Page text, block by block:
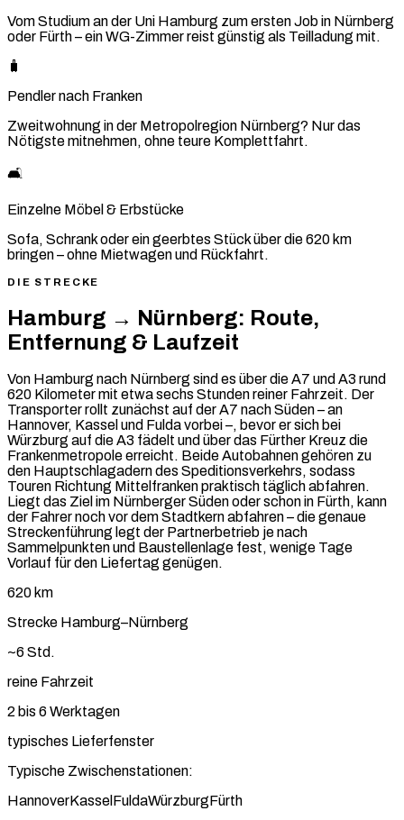
Vom Studium an der Uni Hamburg zum ersten Job in Nürnberg
oder Fürth – ein WG-Zimmer reist günstig als Teilladung mit.
🧳
Pendler nach Franken
Zweitwohnung in der Metropolregion Nürnberg? Nur das
Nötigste mitnehmen, ohne teure Komplettfahrt.
🛋️
Einzelne Möbel & Erbstücke
Sofa, Schrank oder ein geerbtes Stück über die 620 km
bringen – ohne Mietwagen und Rückfahrt.
DIE STRECKE
Hamburg → Nürnberg: Route,
Entfernung & Laufzeit
Von Hamburg nach Nürnberg sind es über die A7 und A3 rund
620 Kilometer mit etwa sechs Stunden reiner Fahrzeit. Der
Transporter rollt zunächst auf der A7 nach Süden – an
Hannover, Kassel und Fulda vorbei –, bevor er sich bei
Würzburg auf die A3 fädelt und über das Fürther Kreuz die
Frankenmetropole erreicht. Beide Autobahnen gehören zu
den Hauptschlagadern des Speditionsverkehrs, sodass
Touren Richtung Mittelfranken praktisch täglich abfahren.
Liegt das Ziel im Nürnberger Süden oder schon in Fürth, kann
der Fahrer noch vor dem Stadtkern abfahren – die genaue
Streckenführung legt der Partnerbetrieb je nach
Sammelpunkten und Baustellenlage fest, wenige Tage
Vorlauf für den Liefertag genügen.
620 km
Strecke Hamburg–Nürnberg
~6 Std.
reine Fahrzeit
2 bis 6 Werktagen
typisches Lieferfenster
Typische Zwischenstationen:
HannoverKassel FuldaWürzburgFürth